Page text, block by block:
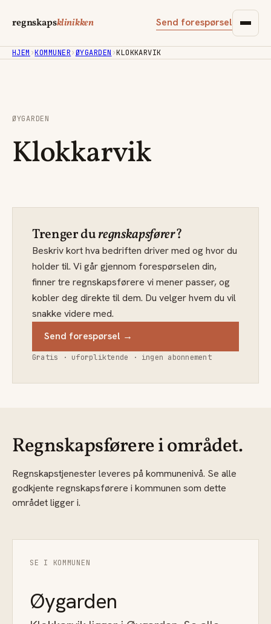
regnskapsklinikken Send forespørsel
HJEM ›KOMMUNER›ØYGARDEN ›KLOKKARVIK
ØYGARDEN
Klokkarvik
Trenger duregnskapsfører?
Beskriv kort hva bedriften driver med og hvor du
holder til. Vi går gjennom forespørselen din,
finner tre regnskapsførere vi mener passer, og
kobler deg direkte til dem. Du velger hvem du vil
snakke videre med.
Send forespørsel →
Gratis · uforpliktende · ingen abonnement
Regnskapsførere i området.
Regnskapstjenester leveres på kommunenivå. Se alle
godkjente regnskapsførere i kommunen som dette
området ligger i.
SE I KOMMUNEN
Øygarden